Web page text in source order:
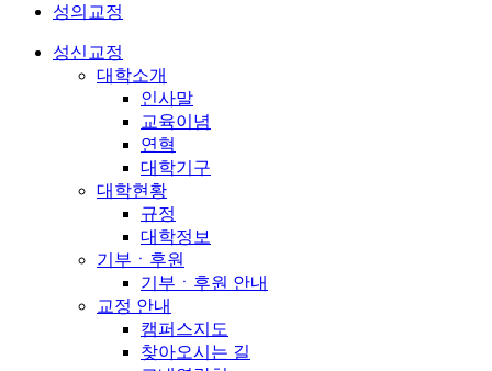
성의교정
성신교정
대학소개
인사말
교육이념
연혁
대학기구
대학현황
규정
대학정보
기부ㆍ후원
기부ㆍ후원 안내
교정 안내
캠퍼스지도
찾아오시는 길